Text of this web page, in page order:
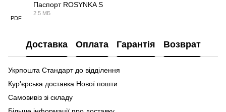
PDF
Паспорт ROSYNKA S
2.5 МБ
Доставка Оплата Гарантія Возврат
Укрпошта Стандарт до відділення
Кур'єрська доставка Нової пошти
Самовивіз зі складу